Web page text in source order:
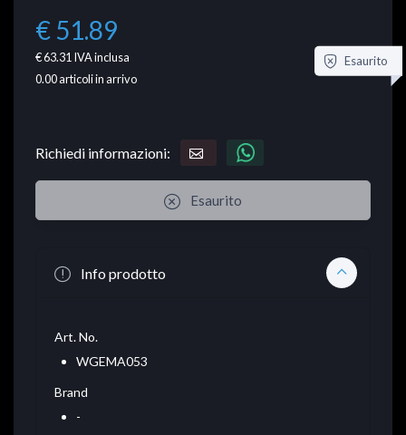
€ 51.89
€ 63.31IVA inclusa
0.00articoli in arrivo
Esaurito
Richiedi informazioni:
Esaurito
Info prodotto
Art. No.
WGEMA053
Brand
-